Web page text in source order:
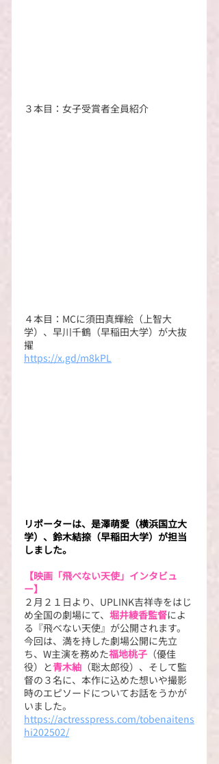
３本目：女子受賞者全員紹介
４本目：MCに須田真輝絵（上智大
学）、早川千鶴（早稲田大学）が大抜
擢
https://x.gd/m8kPL
リポーターは、是澤萌愛（横浜国立大
学）、鈴木結捺（早稲田大学）が担当
しました。
【映画「飛べない天使」インタビュ
ー】
２月２１日より、UPLINK吉祥寺をはじ
め全国の劇場にて、 堀井綾香監督によ
る『飛べない天使』が公開されます。
今回は、満を持した劇場公開に先立
ち、W主演を務めた福地桃子 （優佳
役）と青木紬 （聡太郎役）、そして監
督の３名に、本作に込めた想いや撮影
時のエピソードについてお話をうかが
いました。
https://actresspress.com/tobenaitens
hi202502/